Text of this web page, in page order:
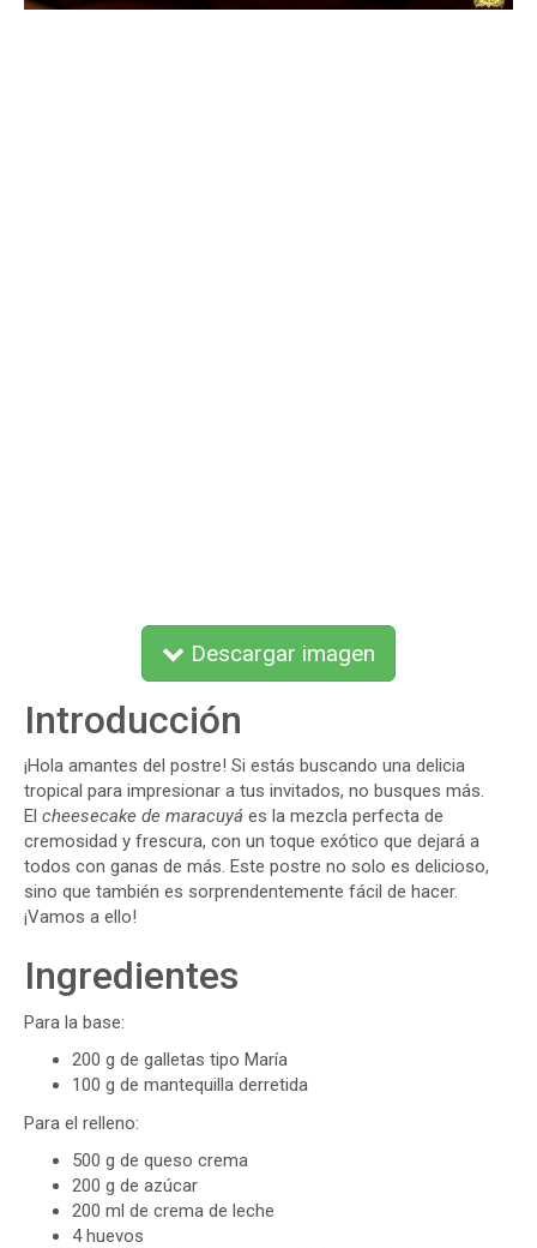
Descargar imagen
Introducción
¡Hola amantes del postre! Si estás buscando una delicia
tropical para impresionar a tus invitados, no busques más.
El cheesecake de maracuyá es la mezcla perfecta de
cremosidad y frescura, con un toque exótico que dejará a
todos con ganas de más. Este postre no solo es delicioso,
sino que también es sorprendentemente fácil de hacer.
¡Vamos a ello!
Ingredientes
Para la base:
200 g de galletas tipo María
100 g de mantequilla derretida
Para el relleno:
500 g de queso crema
200 g de azúcar
200 ml de crema de leche
4 huevos